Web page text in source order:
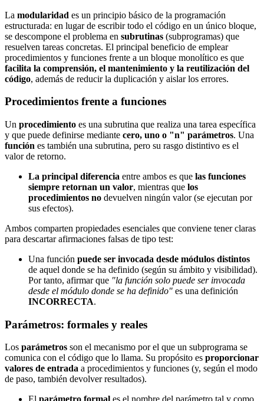
La modularidad es un principio básico de la programación
estructurada: en lugar de escribir todo el código en un único bloque,
se descompone el problema en subrutinas (subprogramas) que
resuelven tareas concretas. El principal beneficio de emplear
procedimientos y funciones frente a un bloque monolítico es que
facilita la comprensión, el mantenimiento y la reutilización del
código, además de reducir la duplicación y aislar los errores.
Procedimientos frente a funciones
Un procedimiento es una subrutina que realiza una tarea específica
y que puede definirse mediante cero, uno o "n" parámetros. Una
función es también una subrutina, pero su rasgo distintivo es el
valor de retorno.
La principal diferencia entre ambos es que las funciones
siempre retornan un valor, mientras que los
procedimientos no devuelven ningún valor (se ejecutan por
sus efectos).
Ambos comparten propiedades esenciales que conviene tener claras
para descartar afirmaciones falsas de tipo test:
Una función puede ser invocada desde módulos distintos
de aquel donde se ha definido (según su ámbito y visibilidad).
Por tanto, afirmar que "la función solo puede ser invocada
desde el módulo donde se ha definido" es una definición
INCORRECTA.
Parámetros: formales y reales
Los parámetros son el mecanismo por el que un subprograma se
comunica con el código que lo llama. Su propósito es proporcionar
valores de entrada a procedimientos y funciones (y, según el modo
de paso, también devolver resultados).